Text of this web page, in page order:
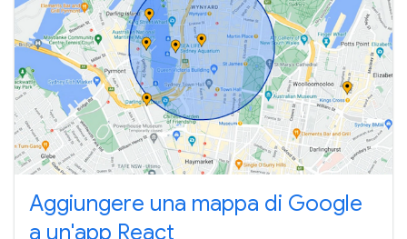
Aggiungere una mappa di Google
a un'app React